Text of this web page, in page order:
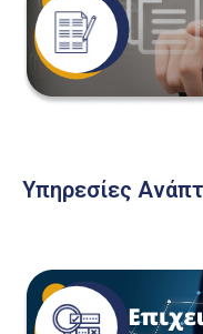
Υπηρεσίες